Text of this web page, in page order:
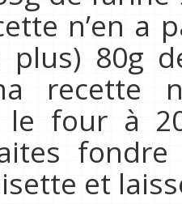
n’en a
80g
recette
le four à
et